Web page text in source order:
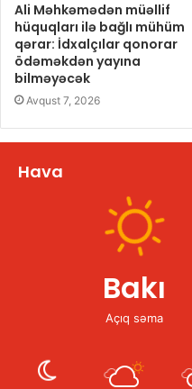
Ali Məhkəmədən müəllif
hüquqları ilə bağlı mühüm
qərar: İdxalçılar qonorar
ödəməkdən yayına
bilməyəcək
Avqust 7, 2026
Hava
Bakı
Açıq səma